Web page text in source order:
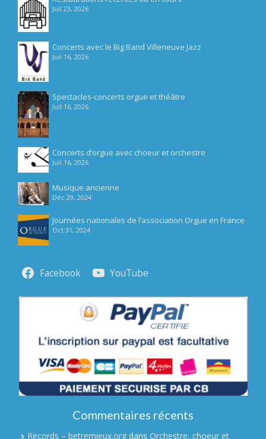
Juil 23, 2026
Concerts avec le Big Band Villeneuve Jazz
Juil 16, 2026
Spectacles-concerts orgue et théâtre
Juil 16, 2026
Concerts d’orgue avec choeur et orchestre
Juil 16, 2026
Musique ancienne
Déc 29, 2024
Journées nationales de l’association Orgue en France
Oct 31, 2024
Facebook YouTube
Commentaires récents
Records – betremieux.org dans Orchestre, choeur et